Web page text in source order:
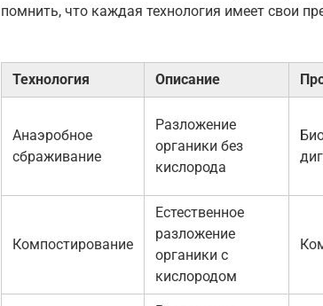
помнить, что каждая технология имеет свои
Технология Описание
Анаэробное
сбраживание
Разложение
органики без
кислорода
Компостирование
Естественное
разложение
органики с
кислородом